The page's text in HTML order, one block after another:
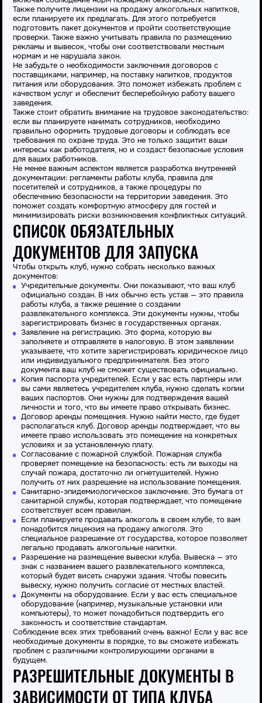
Также получите лицензии на продажу алкогольных напитков,
если планируете их предлагать. Для этого потребуется
подготовить пакет документов и пройти соответствующие
проверки. Также важно учитывать правила по размещению
рекламы и вывесок, чтобы они соответствовали местным
нормам и не нарушала закон.
Не забудьте о необходимости заключения договоров с
поставщиками, например, на поставку напитков, продуктов
питания или оборудования. Это поможет избежать проблем с
качеством услуг и обеспечит бесперебойную работу вашего
заведения.
Также стоит обратить внимание на трудовое законодательство:
если вы планируете нанимать сотрудников, необходимо
правильно оформить трудовые договоры и соблюдать все
требования по охране труда. Это не только защитит ваши
интересы как работодателя, но и создаст безопасные условия
для ваших работников.
Не менее важным аспектом является разработка внутренней
документации: регламенты работы клуба, правила для
посетителей и сотрудников, а также процедуры по
обеспечению безопасности на территории заведения. Это
поможет создать комфортную атмосферу для гостей и
минимизировать риски возникновения конфликтных ситуаций.
СПИСОК ОБЯЗАТЕЛЬНЫХ
ДОКУМЕНТОВ ДЛЯ ЗАПУСКА
Чтобы открыть клуб, нужно собрать несколько важных
документов:
Учредительные документы. Они показывают, что ваш клуб
официально создан. В них обычно есть устав — это правила
работы клуба, а также решение о создании
развлекательного комплекса. Этидокументы нужны, чтобы
зарегистрировать бизнес в государственных органах.
Заявление на регистрацию. Это форма, которую вы
заполняете и отправляете в налоговую. В этом заявлении
указываете, что хотите зарегистрировать юридическое лицо
или индивидуальногопредпринимателя. Без этого
документа ваш клуб не сможет существовать официально.
Копия паспорта учредителей. Если у вас есть партнеры или
вы сами являетесь учредителем клуба, нужно сделать копии
ваших паспортов. Они нужны для подтверждения вашей
личности и того, что вы имеете право открывать бизнес.
Договор аренды помещения. Нужно найти место, где будет
располагаться клуб. Договор аренды подтверждает, что вы
имеете право использовать это помещение на конкретных
условиях и за установленную плату.
Согласование с пожарной службой. Пожарная служба
проверяет помещение на безопасность: есть ли выходы на
случай пожара, достаточно ли огнетушителей. Нужно
получить от них разрешение на использование помещения.
Санитарно-эпидемиологическое заключение. Это бумага от
санитарной службы, которая подтверждает, что помещение
соответствует всем правилам.
Если планируете продавать алкоголь в своем клубе, то вам
понадобится лицензия на продажу алкоголя. Это
специальное разрешение от государства, которое позволяет
легально продавать алкогольные напитки.
Разрешение на размещение вывески клуба. Вывеска — это
знак с названием вашего развлекательного комплекса,
который будет висеть снаружи здания. Чтобы повесить
вывеску, нужно получить согласие от местных властей.
Документы на оборудование. Если у вас есть специальное
оборудование (например, музыкальные установки или
компьютеры), то может понадобиться подтвердить его
законность и соответствие стандартам.
Соблюдение всех этих требований очень важно! Если у вас все
необходимые документы в порядке, то вы сможете избежать
проблем с различными контролирующими органами в
будущем.
РАЗРЕШИТЕЛЬНЫЕ ДОКУМЕНТЫ В
ЗАВИСИМОСТИ ОТ ТИПА КЛУБА